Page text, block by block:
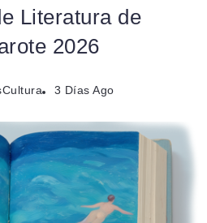
Literatura de
2026
3 Días Ago